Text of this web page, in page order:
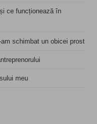
ce funcționează în
schimbat un obicei prost
meu